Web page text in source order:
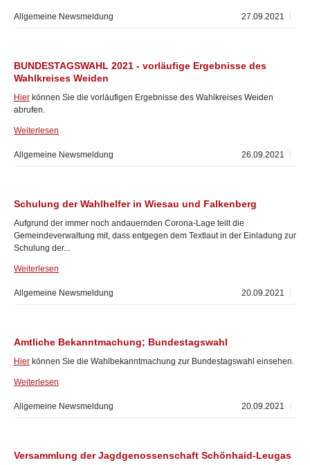
27.09.2021
Allgemeine Newsmeldung
BUNDESTAGSWAHL 2021 - vorläufige Ergebnisse des
Wahlkreises Weiden
Hier können Sie die vorläufigen Ergebnisse des Wahlkreises Weiden
abrufen.
Weiterlesen
26.09.2021
Allgemeine Newsmeldung
Schulung der Wahlhelfer in Wiesau und Falkenberg
Aufgrund der immer noch andauernden Corona-Lage teilt die
Gemeindeverwaltung mit, dass entgegen dem Textlaut in der Einladung zur
Schulung der...
Weiterlesen
20.09.2021
Allgemeine Newsmeldung
Amtliche Bekanntmachung; Bundestagswahl
Hier können Sie die Wahlbekanntmachung zur Bundestagswahl einsehen.
Weiterlesen
20.09.2021
Allgemeine Newsmeldung
Versammlung der Jagdgenossenschaft Schönhaid-Leugas